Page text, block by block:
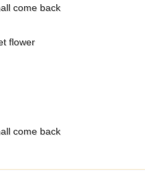
come back
flower
come back